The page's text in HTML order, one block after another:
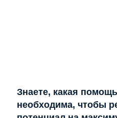
Знаете, какая
необходима, чтобы